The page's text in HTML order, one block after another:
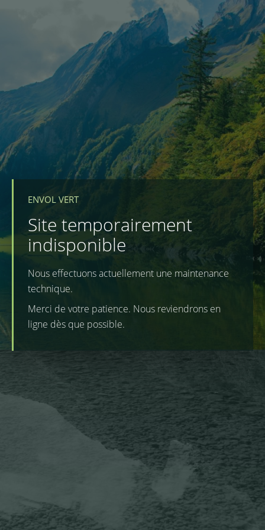
ENVOL VERT
Site temporairement
indisponible
Nous effectuons actuellement une maintenance
technique.
Merci de votre patience. Nous reviendrons en
ligne dès que possible.